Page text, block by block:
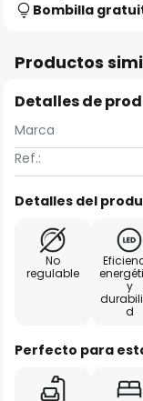
Bombilla
Productos
Detalles de
Marca
Ref.:
Detalles del
No
regulable
y
d
Perfecto para